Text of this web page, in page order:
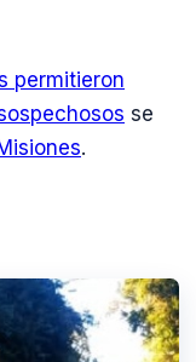
permitieron
se
.